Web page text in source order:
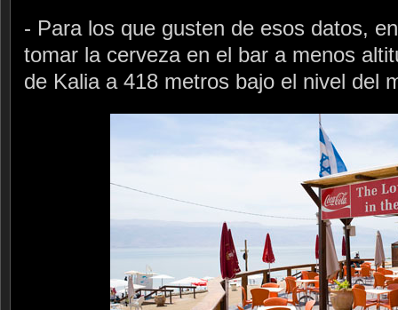
- Para los que gusten de esos datos,
tomar la cerveza en el bar a menos
de Kalia a 418 metros bajo el nivel del